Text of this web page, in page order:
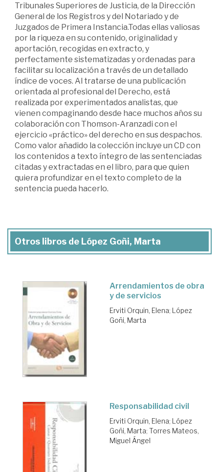
Tribunales Superiores de Justicia, de la Dirección
General de los Registros y del Notariado y de
Juzgados de Primera Instancia.Todas ellas valiosas
por la riqueza en su contenido, originalidad y
aportación, recogidas en extracto, y
perfectamente sistematizadas y ordenadas para
facilitar su localización a través de un detallado
índice de voces. Al tratarse de una publicación
orientada al profesional del Derecho, está
realizada por experimentados analistas, que
vienen compaginando desde hace muchos años su
colaboración con Thomson-Aranzadi con el
ejercicio «práctico» del derecho en sus despachos.
Como valor añadido la colección incluye un CD con
los contenidos a texto íntegro de las sentenciadas
citadas y extractadas en el libro, para que quien
quiera profundizar en el texto completo de la
sentencia pueda hacerlo.
Otros libros de López Goñi, Marta
Arrendamientos de obra
y de servicios
Erviti Orquin, Elena; López
Goñi, Marta
Responsabilidad civil
Erviti Orquin, Elena; López
Goñi, Marta; Torres Mateos,
Miguel Ángel